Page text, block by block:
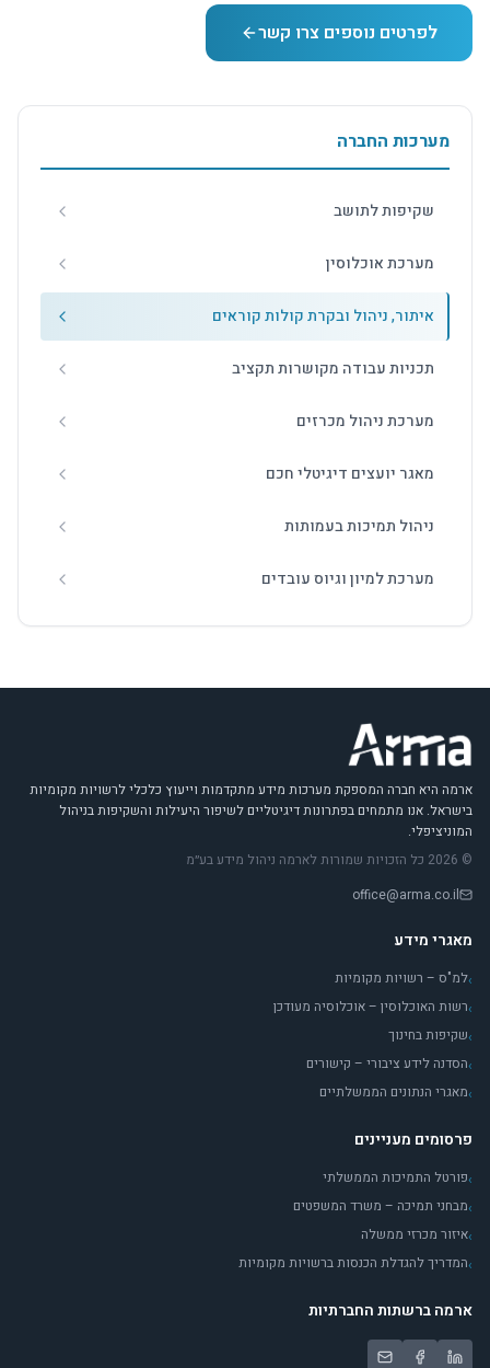
לפרטים נוספים צרו קשר
מערכות החברה
שקיפות לתושב
מערכת אוכלוסין
איתור, ניהול ובקרת קולות קוראים
תכניות עבודה מקושרות תקציב
מערכת ניהול מכרזים
מאגר יועצים דיגיטלי חכם
ניהול תמיכות בעמותות
מערכת למיון וגיוס עובדים
ארמה היא חברה המספקת מערכות מידע מתקדמות וייעוץ כלכלי לרשויות מקומיות
בישראל. אנו מתמחים בפתרונות דיגיטליים לשיפור היעילות והשקיפות בניהול
המוניציפלי.
© 2026 כל הזכויות שמורות לארמה ניהול מידע בע״מ
office@arma.co.il
מאגרי מידע
›למ"ס – רשויות מקומיות
›רשות האוכלוסין – אוכלוסיה מעודכן
›שקיפות בחינוך
›הסדנה לידע ציבורי – קישורים
›מאגרי הנתונים הממשלתיים
פרסומים מעניינים
›פורטל התמיכות הממשלתי
›מבחני תמיכה – משרד המשפטים
›איזור מכרזי ממשלה
›המדריך להגדלת הכנסות ברשויות מקומיות
ארמה ברשתות החברתיות